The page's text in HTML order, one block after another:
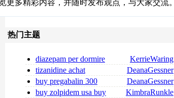
更多精彩内容，并随时发布观点，与大家交流。
热门主题
KerrieWaring
diazepam per dormire
diazepam compresse
DeanaGessner
tizanidine achat
tizanidine sans ordonnance
DeanaGessner
buy pregabalin 300
online pregabalin 300 mg for saKimbraRunkle
buy zolpidem usa buy